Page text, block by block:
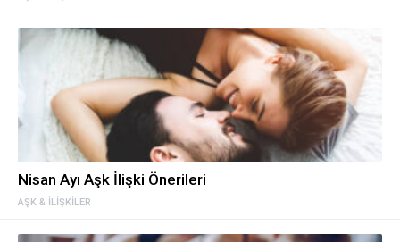
AŞK & İLIŞKILER
Nisan Ayı Aşk İlişki Önerileri